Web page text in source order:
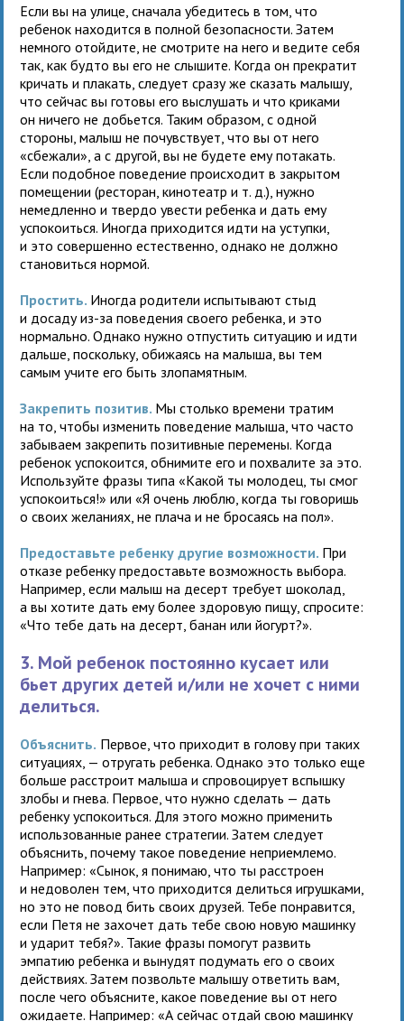
Если вы на улице, сначала убедитесь в том, что
ребенок находится в полной безопасности. Затем
немного отойдите, не смотрите на него и ведите себя
так, как будто вы его не слышите. Когда он прекратит
кричать и плакать, следует сразу же сказать малышу,
что сейчас вы готовы его выслушать и что криками
он ничего не добьется. Таким образом, с одной
стороны, малыш не почувствует, что вы от него
«сбежали», а с другой, вы не будете ему потакать.
Если подобное поведение происходит в закрытом
помещении (ресторан, кинотеатр и т. д.), нужно
немедленно и твердо увести ребенка и дать ему
успокоиться. Иногда приходится идти на уступки,
и это совершенно естественно, однако не должно
становиться нормой.
Простить. Иногда родители испытывают стыд
и досаду из-за поведения своего ребенка, и это
нормально. Однако нужно отпустить ситуацию и идти
дальше, поскольку, обижаясь на малыша, вы тем
самым учите его быть злопамятным.
Закрепить позитив. Мы столько времени тратим
на то, чтобы изменить поведение малыша, что часто
забываем закрепить позитивные перемены. Когда
ребенок успокоится, обнимите его и похвалите за это.
Используйте фразы типа «Какой ты молодец, ты смог
успокоиться!» или «Я очень люблю, когда ты говоришь
о своих желаниях, не плача и не бросаясь на пол».
Предоставьте ребенку другие возможности. При
отказе ребенку предоставьте возможность выбора.
Например, если малыш на десерт требует шоколад,
а вы хотите дать ему более здоровую пищу, спросите:
«Что тебе дать на десерт, банан или йогурт?».
3. Мой ребенок постоянно кусает или
бьет других детей и/или не хочет с ними
делиться.
Объяснить. Первое, что приходит в голову при таких
ситуациях, — отругать ребенка. Однако это только еще
больше расстроит малыша и спровоцирует вспышку
злобы и гнева. Первое, что нужно сделать — дать
ребенку успокоиться. Для этого можно применить
использованные ранее стратегии. Затем следует
объяснить, почему такое поведение неприемлемо.
Например: «Сынок, я понимаю, что ты расстроен
и недоволен тем, что приходится делиться игрушками,
но это не повод бить своих друзей. Тебе понравится,
если Петя не захочет дать тебе свою новую машинку
и ударит тебя?». Такие фразы помогут развить
эмпатию ребенка и вынудят подумать его о своих
действиях. Затем позвольте малышу ответить вам,
после чего объясните, какое поведение вы от него
ожидаете. Например: «А сейчас отдай свою машинку